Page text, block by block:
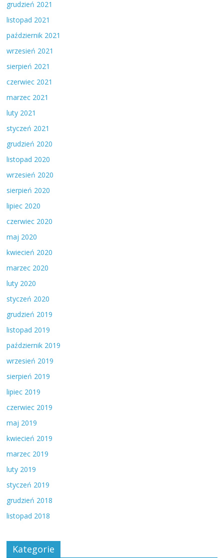
grudzień 2021
listopad 2021
październik 2021
wrzesień 2021
sierpień 2021
czerwiec 2021
marzec 2021
luty 2021
styczeń 2021
grudzień 2020
listopad 2020
wrzesień 2020
sierpień 2020
lipiec 2020
czerwiec 2020
maj 2020
kwiecień 2020
marzec 2020
luty 2020
styczeń 2020
grudzień 2019
listopad 2019
październik 2019
wrzesień 2019
sierpień 2019
lipiec 2019
czerwiec 2019
maj 2019
kwiecień 2019
marzec 2019
luty 2019
styczeń 2019
grudzień 2018
listopad 2018
Kategorie